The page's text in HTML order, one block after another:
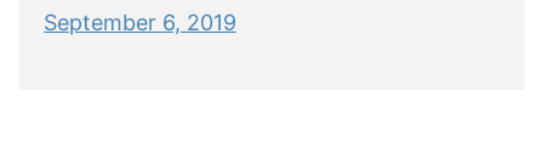
September 6, 2019